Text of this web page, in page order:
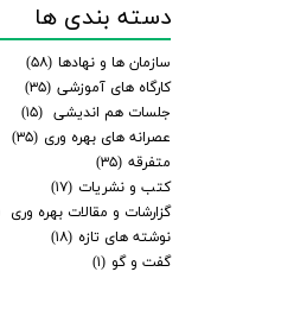
دسته بندی ها
سازمان ها و نهادها (۵۸)
کارگاه های آموزشی (۳۵)
جلسات هم اندیشی (۱۵)
عصرانه های بهره وری (۳۵)
متفرقه (۳۵)
کتب و نشریات (۱۷)
گزارشات و مقالات بهره وری
نوشته های تازه (۱۸)
گفت و گو (۱)